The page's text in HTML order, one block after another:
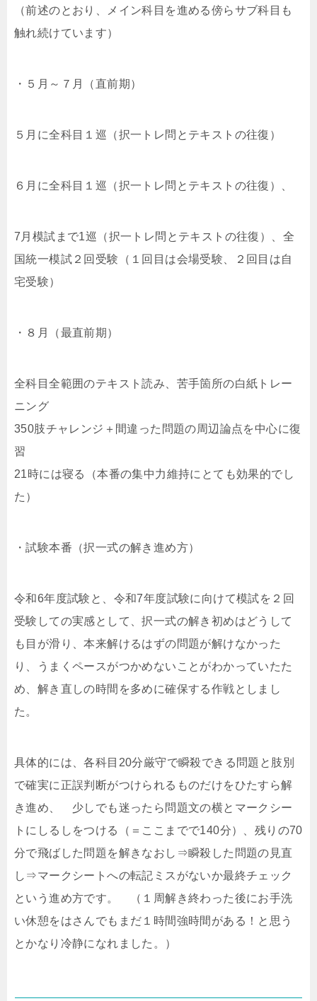
（前述のとおり、メイン科目を進める傍らサブ科目も
触れ続けています）
・５月～７月（直前期）
５月に全科目１巡（択一トレ問とテキストの往復）
６月に全科目１巡（択一トレ問とテキストの往復）、
7月模試まで1巡（択一トレ問とテキストの往復）、全
国統一模試２回受験（１回目は会場受験、２回目は自
宅受験）
・８月（最直前期）
全科目全範囲のテキスト読み、苦手箇所の白紙トレー
ニング
350肢チャレンジ＋間違った問題の周辺論点を中心に復
習
21時には寝る（本番の集中力維持にとても効果的でし
た）
・試験本番（択一式の解き進め方）
令和6年度試験と、令和7年度試験に向けて模試を２回
受験しての実感として、択一式の解き初めはどうして
も目が滑り、本来解けるはずの問題が解けなかった
り、うまくペースがつかめないことがわかっていたた
め、解き直しの時間を多めに確保する作戦としまし
た。
具体的には、各科目20分厳守で瞬殺できる問題と肢別
で確実に正誤判断がつけられるものだけをひたすら解
き進め、 少しでも迷ったら問題文の横とマークシー
トにしるしをつける（＝ここまでで140分）、残りの70
分で飛ばした問題を解きなおし⇒瞬殺した問題の見直
し⇒マークシートへの転記ミスがないか最終チェック
という進め方です。 （１周解き終わった後にお手洗
い休憩をはさんでもまだ１時間強時間がある！と思う
とかなり冷静になれました。）